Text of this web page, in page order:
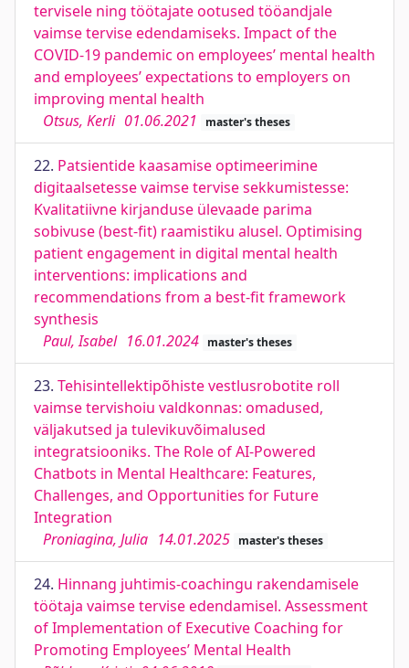
tervisele ning töötajate ootused tööandjale
vaimse tervise edendamiseks. Impact of the
COVID-19 pandemic on employees’ mental health
and employees’ expectations to employers on
improving mental health
Otsus, Kerli 01.06.2021 master's theses
22. Patsientide kaasamise optimeerimine
digitaalsetesse vaimse tervise sekkumistesse:
Kvalitatiivne kirjanduse ülevaade parima
sobivuse (best-fit) raamistiku alusel. Optimising
patient engagement in digital mental health
interventions: implications and
recommendations from a best-fit framework
synthesis
Paul, Isabel 16.01.2024 master's theses
23. Tehisintellektipõhiste vestlusrobotite roll
vaimse tervishoiu valdkonnas: omadused,
väljakutsed ja tulevikuvõimalused
integratsiooniks. The Role of AI-Powered
Chatbots in Mental Healthcare: Features,
Challenges, and Opportunities for Future
Integration
Proniagina, Julia 14.01.2025 master's theses
24. Hinnang juhtimis-coachingu rakendamisele
töötaja vaimse tervise edendamisel. Assessment
of Implementation of Executive Coaching for
Promoting Employees’ Mental Health